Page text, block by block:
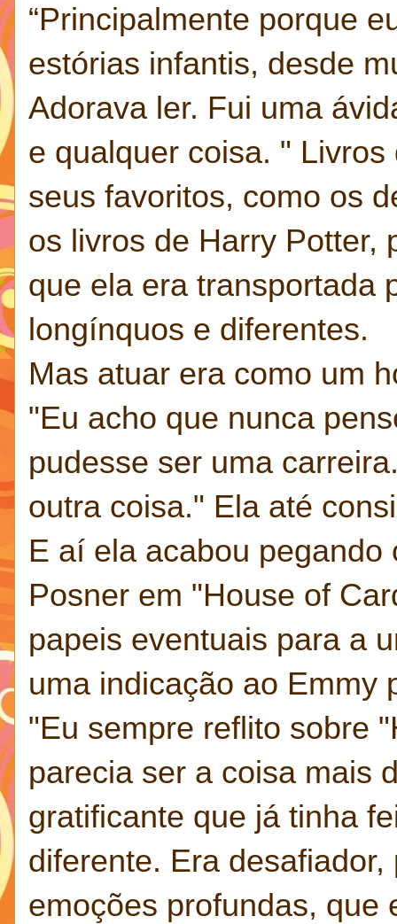
“Principalmente porque
estórias infantis, desde
Adorava ler. Fui uma
e qualquer coisa. "
seus favoritos, como os
os livros de Harry Potter,
que ela era transportada
longínquos e diferentes.
Mas atuar era como um
"Eu acho que nunca
pudesse ser uma
outra coisa." Ela até
E aí ela acabou pegando
Posner em "House of
papeis eventuais para a
uma indicação ao Emmy
"Eu sempre reflito sobre
parecia ser a coisa mais
gratificante que já tinha
diferente. Era
emoções profundas, que